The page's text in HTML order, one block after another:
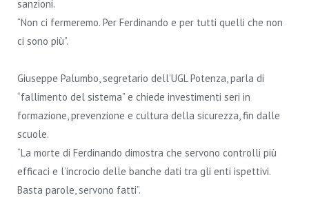
sanzioni.
“Non ci fermeremo. Per Ferdinando e per tutti quelli che non
ci sono più”.
Giuseppe Palumbo, segretario dell’UGL Potenza, parla di
“fallimento del sistema” e chiede investimenti seri in
formazione, prevenzione e cultura della sicurezza, fin dalle
scuole.
“La morte di Ferdinando dimostra che servono controlli più
efficaci e l’incrocio delle banche dati tra gli enti ispettivi.
Basta parole, servono fatti”.